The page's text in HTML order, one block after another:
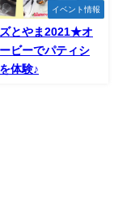
イベント情報
とやま2021★オ
ビーでパティシ
体験♪